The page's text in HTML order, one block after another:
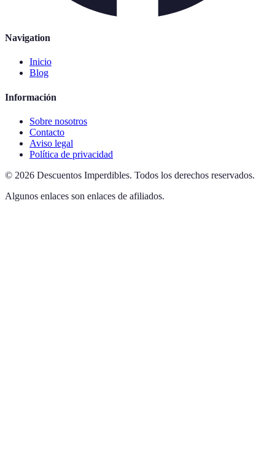
Navigation
Inicio
Blog
Información
Sobre nosotros
Contacto
Aviso legal
Política de privacidad
© 2026 Descuentos Imperdibles. Todos los derechos reservados.
Algunos enlaces son enlaces de afiliados.